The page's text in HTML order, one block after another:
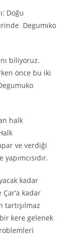
Doğu
Degumıko
biliyoruz.
önce bu iki
halk
ve verdiği
kadar
kadar
kere gelenek